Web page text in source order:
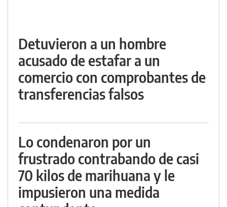
Detuvieron a un hombre
acusado de estafar a un
comercio con comprobantes de
transferencias falsos
Lo condenaron por un
frustrado contrabando de casi
70 kilos de marihuana y le
impusieron una medida